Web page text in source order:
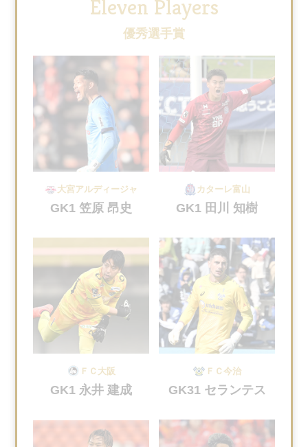
Eleven Players
優秀選手賞
大宮アルディージャ
GK1 笠原 昂史
カターレ富山
GK1 田川 知樹
ＦＣ大阪
GK1 永井 建成
ＦＣ今治
GK31 セランテス